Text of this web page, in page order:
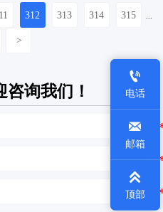
312 313 314 315
>
询我们！

电话

邮箱

顶部